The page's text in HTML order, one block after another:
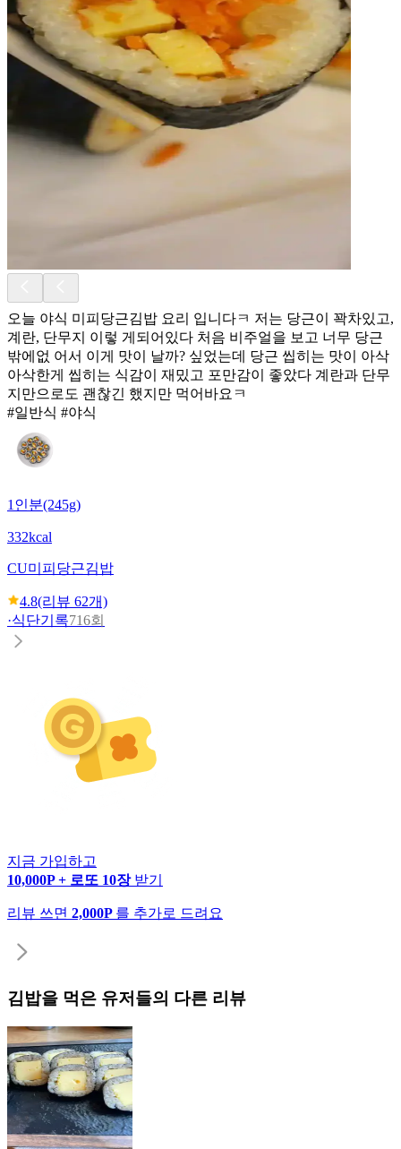
오늘 야식 미피당근김밥 요리 입니다ㅋ 저는 당근이 꽉차있고,
계란, 단무지 이렇 게되어있다 처음 비주얼을 보고 너무 당근
밖에없 어서 이게 맛이 날까? 싶었는데 당근 씹히는 맛이 아삭
아삭한게 씹히는 식감이 재밌고 포만감이 좋았다 계란과 단무
지만으로도 괜찮긴 했지만 먹어바요ㅋ
#일반식 #야식
1인분(245g)
332kcal
CU미피당근김밥
4.8(리뷰 62개)
·식단기록716회
지금 가입하고
10,000P + 로또 10장 받기
리뷰 쓰면 2,000P 를 추가로 드려요
김밥을 먹은 유저들의 다른 리뷰